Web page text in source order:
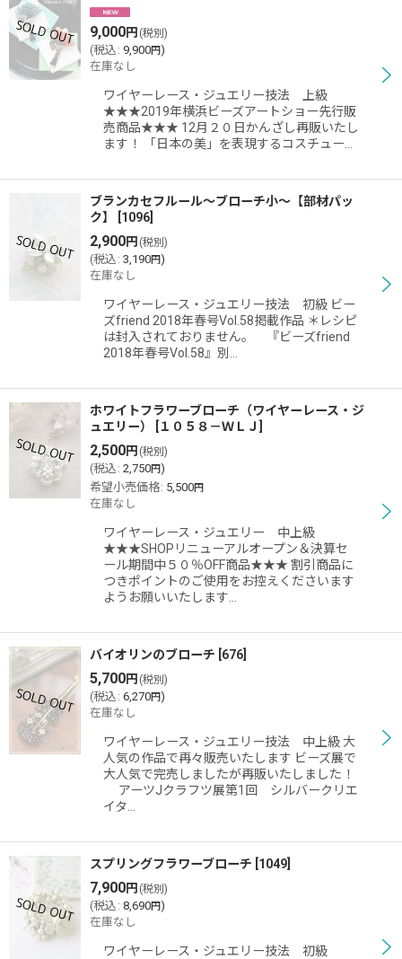
9,000円 (税別)
(税込 : 9,900円)
在庫なし
ワイヤーレース・ジュエリー技法 上級
★★★2019年横浜ビーズアートショー先行販
売商品★★★ 12月２０日かんざし再販いたし
ます！ 「日本の美」を表現するコスチュー…
ブランカセフルール〜ブローチ小〜【部材パッ
ク】
1096
2,900円 (税別)
(税込 : 3,190円)
在庫なし
ワイヤーレース・ジュエリー技法 初級 ビー
ズfriend 2018年春号Vol.58掲載作品 ＊レシピ
は封入されておりません。 『ビーズfriend
2018年春号Vol.58』別…
ホワイトフラワーブローチ（ワイヤーレース・ジ
ュエリー）
１０５８－ＷＬＪ
2,500円 (税別)
(税込 : 2,750円)
希望小売価格: 5,500円
在庫なし
ワイヤーレース・ジュエリー 中上級
★★★SHOPリニューアルオープン＆決算セ
ール期間中５０％OFF商品★★★ 割引商品に
つきポイントのご使用をお控えくださいます
ようお願いいたします…
バイオリンのブローチ 676
5,700円 (税別)
(税込 : 6,270円)
在庫なし
ワイヤーレース・ジュエリー技法 中上級 大
人気の作品で再々販売いたします ビーズ展で
大人気で完売しましたが再販いたしました！
アーツJクラフツ展第1回 シルバークリエ
イタ…
スプリングフラワーブローチ 1049
7,900円 (税別)
(税込 : 8,690円)
在庫なし
ワイヤーレース・ジュエリー技法 初級